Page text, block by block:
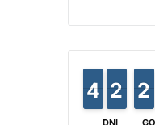
3
3
4
4 1
1
2
2 1
1
2
2